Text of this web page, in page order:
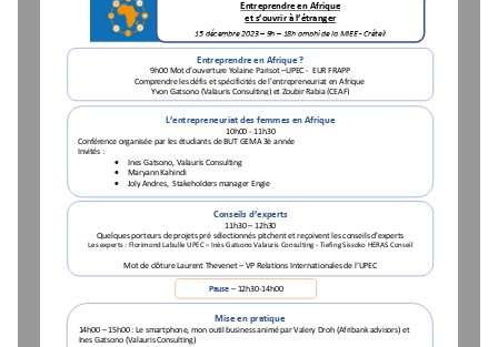
Entreprendre en Afrique
et s’ouvrir à l’étranger
15 décembre 2023 – 9h – 18h amphi de la MIEE -Créteil
Entreprendre en Afrique ?
9h00 Mot d’ouverture Yolaine Parisot –UPEC - EUR FRAPP
Comprendre les défis et spécificités de l’entrepreneuriat en Afrique
Yvon Gatsono (Valauris Consulting) et Zoubir Rabia (CEAF)
L’entrepreneuriat des femmes en Afrique
10h00 - 11h30
Conférence organisée par les étudiants de BUT GEMA 3è année
Invités :

Ines Gatsono, Valauris Consulting

Maryann Kahindi

Joly Andres, Stakeholders manager Engie
Pause – 12h30-14h00
Conseils d’experts
11h30 – 12h30
Quelquesporteurs de projets pré sélectionnés pitchent et reçoivent les conseils d’experts
Les experts : Florimond Labulle UPEC –Inès Gatsono Valauris Consulting - Tiefing Sissoko HERAS Conseil
Mot de clôture Laurent Thevenet – VP Relations Internationales de l’UPEC
Mise en pratique
14h00 –15h00: Le smartphone, mon outil business animé par Valery Droh (Afribank advisors) et
Ines Gatsono (Valauris Consulting)